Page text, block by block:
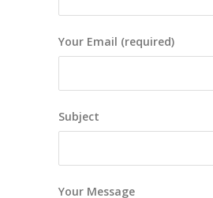
Your Email (required)
Subject
Your Message